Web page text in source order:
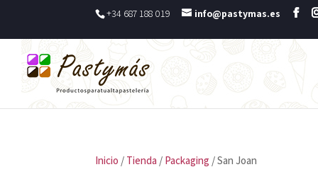
+34 687 188 019 info@pastymas.es
Inicio / Tienda / Packaging / San Joan